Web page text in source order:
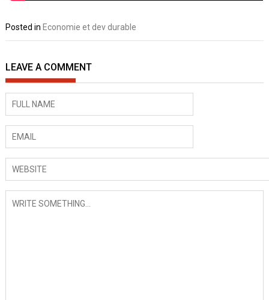
Posted in Economie et dev durable
LEAVE A COMMENT